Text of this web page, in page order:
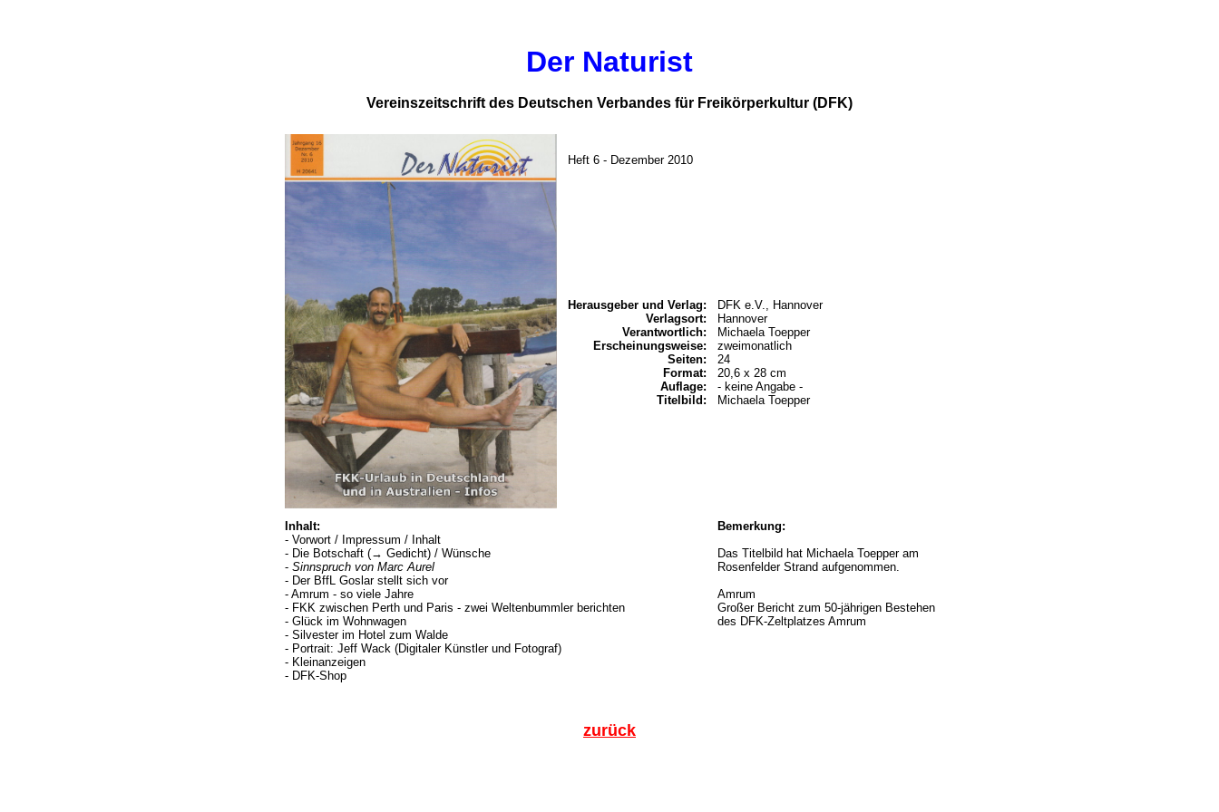
Der Naturist
Vereinszeitschrift des Deutschen Verbandes für Freikörperkultur (DFK)
Heft 6 - Dezember 2010
Herausgeber und Verlag:
Verlagsort:
Verantwortlich:
Erscheinungsweise:
Seiten:
Format:
Auflage:
Titelbild:
DFK e.V., Hannover
Hannover
Michaela Toepper
zweimonatlich
24
20,6 x 28 cm
- keine Angabe -
Michaela Toepper
Inhalt:
- Vorwort / Impressum / Inhalt
- Die Botschaft (→ Gedicht) / Wünsche
- Sinnspruch von Marc Aurel
- Der BffL Goslar stellt sich vor
- Amrum - so viele Jahre
- FKK zwischen Perth und Paris - zwei Weltenbummler berichten
- Glück im Wohnwagen
- Silvester im Hotel zum Walde
- Portrait: Jeff Wack (Digitaler Künstler und Fotograf)
- Kleinanzeigen
- DFK-Shop
Bemerkung:
Das Titelbild hat Michaela Toepper am
Rosenfelder Strand aufgenommen.
Amrum
Großer Bericht zum 50-jährigen Bestehen
des DFK-Zeltplatzes Amrum
zurück